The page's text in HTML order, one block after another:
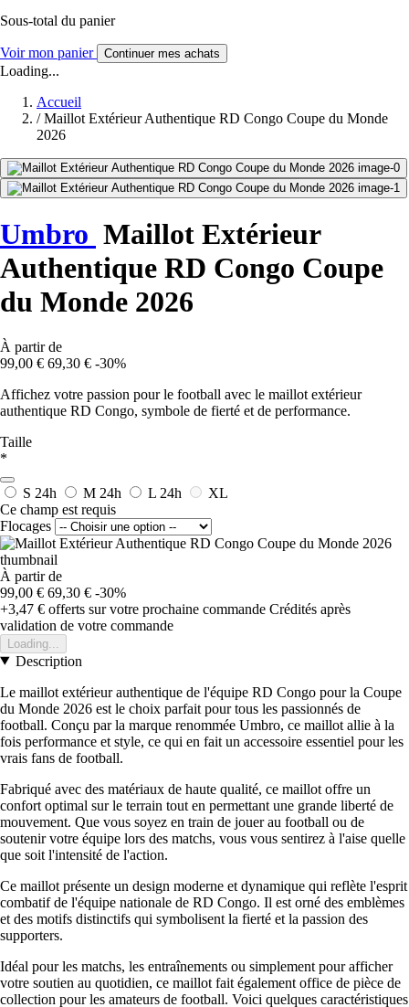
Sous-total du panier
Voir mon panier Continuer mes achats
Loading...
Accueil
/ Maillot Extérieur Authentique RD Congo Coupe du Monde
2026
Umbro Maillot Extérieur
Authentique RD Congo Coupe
du Monde 2026
À partir de
99,00 € 69,30 € -30%
Affichez votre passion pour le football avec le maillot extérieur
authentique RD Congo, symbole de fierté et de performance.
Taille
*
S 24h M 24h L 24h
XL
Ce champ est requis
Flocages
À partir de
99,00 € 69,30 € -30%
+3,47 € offerts sur votre prochaine commande Crédités après
validation de votre commande
Loading...
Description
Le maillot extérieur authentique de l'équipe RD Congo pour la Coupe
du Monde 2026 est le choix parfait pour tous les passionnés de
football. Conçu par la marque renommée Umbro, ce maillot allie à la
fois performance et style, ce qui en fait un accessoire essentiel pour les
vrais fans de football.
Fabriqué avec des matériaux de haute qualité, ce maillot offre un
confort optimal sur le terrain tout en permettant une grande liberté de
mouvement. Que vous soyez en train de jouer au football ou de
soutenir votre équipe lors des matchs, vous vous sentirez à l'aise quelle
que soit l'intensité de l'action.
Ce maillot présente un design moderne et dynamique qui reflète l'esprit
combatif de l'équipe nationale de RD Congo. Il est orné des emblèmes
et des motifs distinctifs qui symbolisent la fierté et la passion des
supporters.
Idéal pour les matchs, les entraînements ou simplement pour afficher
votre soutien au quotidien, ce maillot fait également office de pièce de
collection pour les amateurs de football. Voici quelques caractéristiques